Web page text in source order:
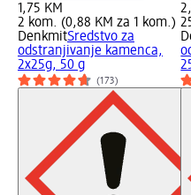
1,75 KM
2 kom. (0,88 KM za 1 kom.)
DenkmitSredstvo za
odstranjivanje kamenca,
2x25g, 50 g
(173)